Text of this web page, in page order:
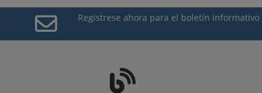
Regístrese ahora para el boletín